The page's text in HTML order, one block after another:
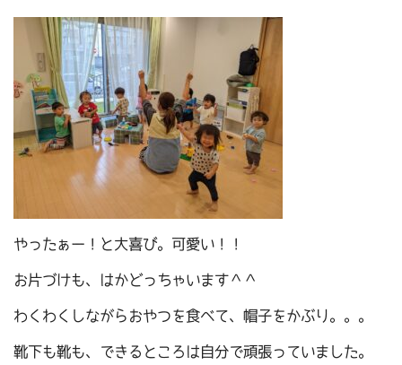
やったぁー！と大喜び。可愛い！！
お片づけも、はかどっちゃいます＾＾
わくわくしながらおやつを食べて、帽子をかぶり。。。
靴下も靴も、できるところは自分で頑張っていました。